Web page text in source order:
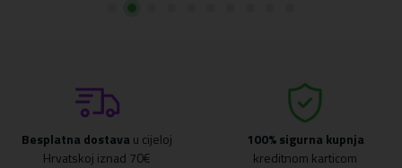
Besplatna dostava u cijeloj
Hrvatskoj iznad 70€
100% sigurna kupnja
kreditnom karticom